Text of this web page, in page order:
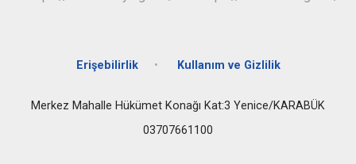
Erişebilirlik Kullanım ve Gizlilik
Merkez Mahalle Hükümet Konağı Kat:3 Yenice/KARABÜK
03707661100